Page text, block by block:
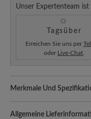
Unser Expertenteam ist
Tagsüber
Erreichen Sie uns per
oder Live-Chat
Merkmale Und
Allgemeine